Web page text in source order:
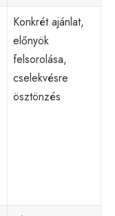
Konkrét ajánlat,
előnyök
felsorolása,
cselekvésre
ösztönzés